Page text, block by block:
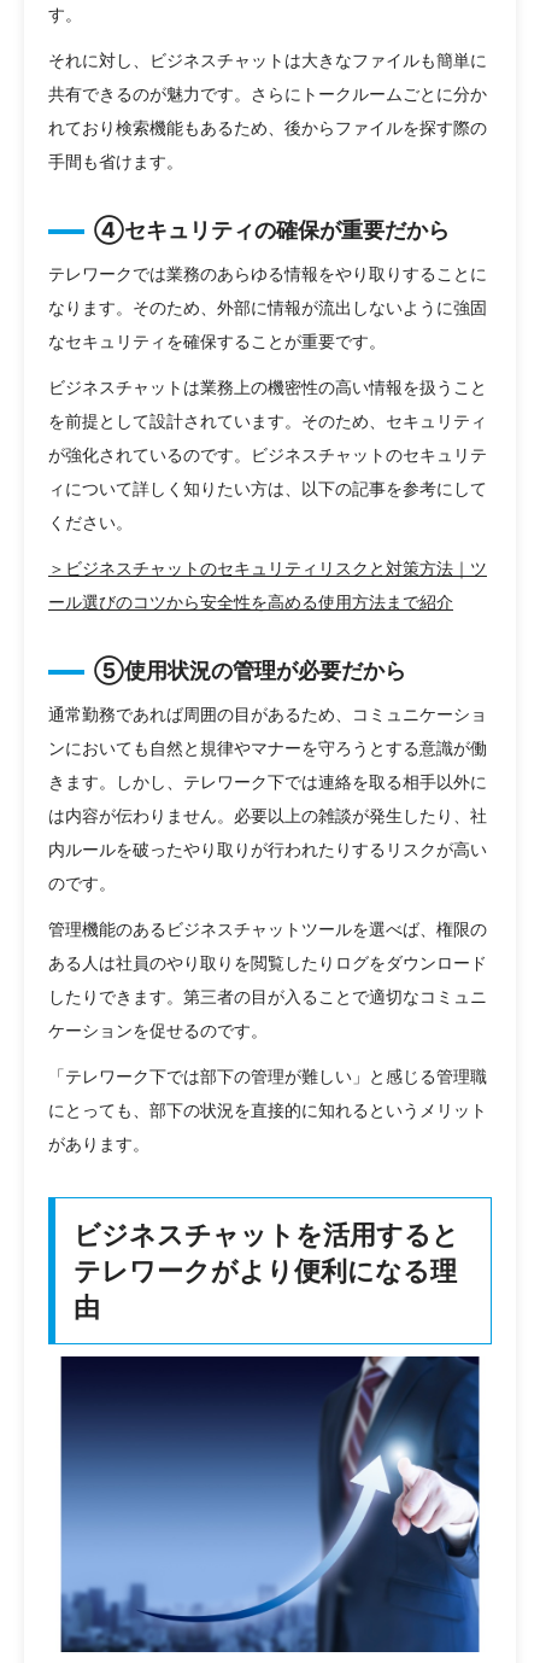
す。
それに対し、ビジネスチャットは大きなファイルも簡単に
共有できるのが魅力です。さらにトークルームごとに分か
れており検索機能もあるため、後からファイルを探す際の
手間も省けます。
④セキュリティの確保が重要だから
テレワークでは業務のあらゆる情報をやり取りすることに
なります。そのため、外部に情報が流出しないように強固
なセキュリティを確保することが重要です。
ビジネスチャットは業務上の機密性の高い情報を扱うこと
を前提として設計されています。そのため、セキュリティ
が強化されているのです。ビジネスチャットのセキュリテ
ィについて詳しく知りたい方は、以下の記事を参考にして
ください。
＞ビジネスチャットのセキュリティリスクと対策方法｜ツ
ール選びのコツから安全性を高める使用方法まで紹介
⑤使用状況の管理が必要だから
通常勤務であれば周囲の目があるため、コミュニケーショ
ンにおいても自然と規律やマナーを守ろうとする意識が働
きます。しかし、テレワーク下では連絡を取る相手以外に
は内容が伝わりません。必要以上の雑談が発生したり、社
内ルールを破ったやり取りが行われたりするリスクが高い
のです。
管理機能のあるビジネスチャットツールを選べば、権限の
ある人は社員のやり取りを閲覧したりログをダウンロード
したりできます。第三者の目が入ることで適切なコミュニ
ケーションを促せるのです。
「テレワーク下では部下の管理が難しい」と感じる管理職
にとっても、部下の状況を直接的に知れるというメリット
があります。
ビジネスチャットを活用すると
テレワークがより便利になる理
由